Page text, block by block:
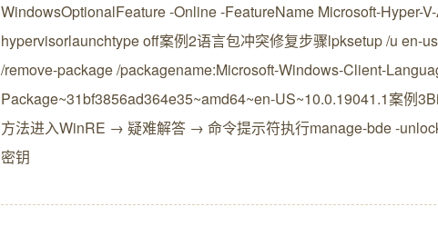
WindowsOptionalFeature -Online -FeatureName Microsoft-Hyper-
hypervisorlaunchtype off案例2语言包冲突修复步骤lpksetup /u en-
/remove-package /packagename:Microsoft-Windows-Client-
Package~31bf3856ad364e35~amd64~en-US~10.0.19041.1案例
方法进入WinRE → 疑难解答 → 命令提示符执行manage-bde -
密钥